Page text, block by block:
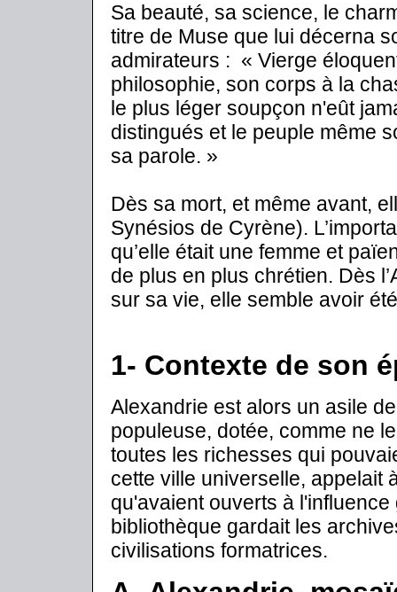
Sa beauté, sa science, le
titre de Muse que lui décerna
admirateurs : « Vierge
philosophie, son corps à la
le plus léger soupçon n'eût
distingués et le peuple même
sa parole. »
Dès sa mort, et même avant,
Synésios de Cyrène).
qu’elle était une femme et
de plus en plus chrétien. Dès
sur sa vie, elle semble avoir
1- Contexte de son
Alexandrie est alors un asile
populeuse, dotée, comme ne
toutes les richesses qui
cette ville universelle, appelait
qu'avaient ouverts à
bibliothèque gardait les
civilisations formatrices.